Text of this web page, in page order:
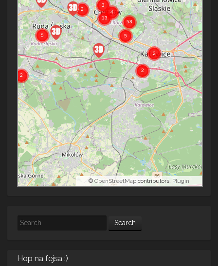
© OpenStreetMap contributors. Plugin
Search
Hop na fejsa :)